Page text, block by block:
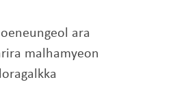
ara
malhamyeon